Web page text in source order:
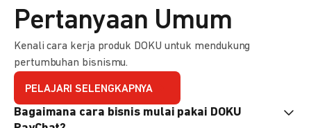
Pertanyaan Umum
Kenali cara kerja produk DOKU untuk mendukung
pertumbuhan bisnismu.
PELAJARI SELENGKAPNYA
Bagaimana cara bisnis mulai pakai DOKU